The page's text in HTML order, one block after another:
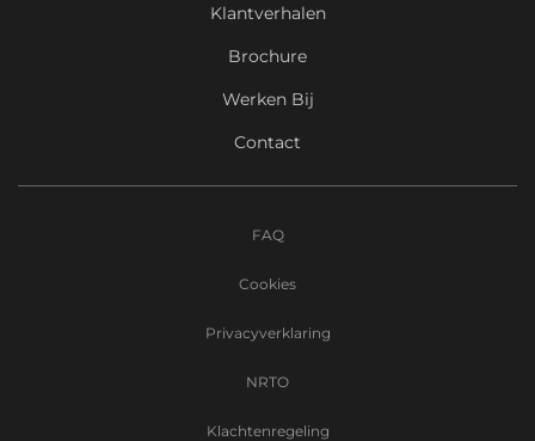
Klantverhalen
Brochure
Werken Bij
Contact
FAQ
Cookies
Privacyverklaring
NRTO
Klachtenregeling